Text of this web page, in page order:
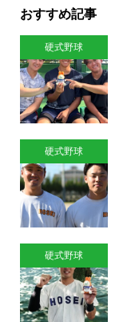
おすすめ記事
硬式野球
硬式野球
硬式野球